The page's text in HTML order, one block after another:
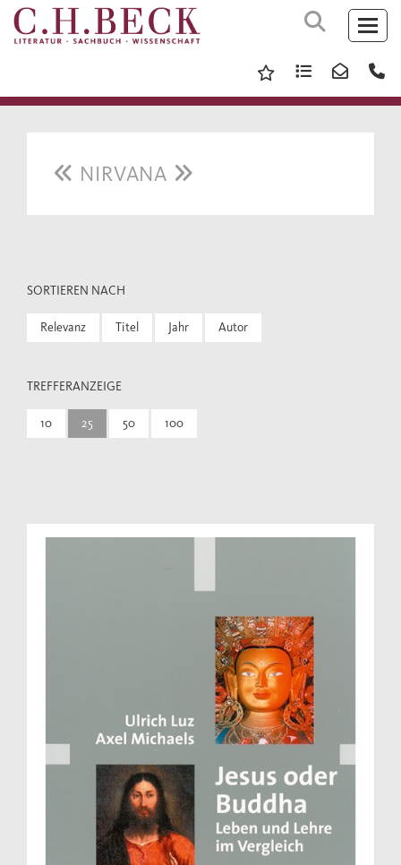
NIRVANA
SORTIEREN NACH
Relevanz Titel Jahr Autor
TREFFERANZEIGE
10 25 50 100